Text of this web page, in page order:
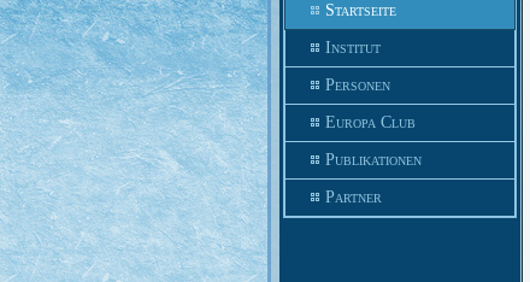
Startseite
Institut
Personen
Europa Club
Publikationen
Partner